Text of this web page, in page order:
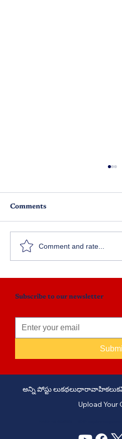
Comments
Comment and rate...
Subscribe to our newsletter
అన్ని పోస్టు లుకథలుధారావాహికలు
Upload Your